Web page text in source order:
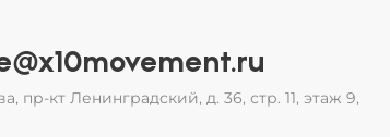
пр-кт Ленинградский, д. 36, стр. 11, этаж 9,